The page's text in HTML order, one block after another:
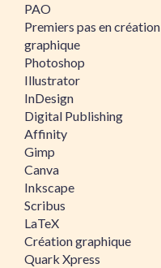
PAO
Premiers pas en création
graphique
Photoshop
Illustrator
InDesign
Digital Publishing
Affinity
Gimp
Canva
Inkscape
Scribus
LaTeX
Création graphique
Quark Xpress